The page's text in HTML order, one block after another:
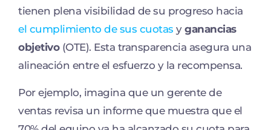
tienen plena visibilidad de su progreso hacia
el cumplimiento de sus cuotas y ganancias
objetivo(OTE). Esta transparencia asegura una
alineación entre el esfuerzo y la recompensa.
Por ejemplo, imagina que un gerente de
ventas revisa un informe que muestra que el